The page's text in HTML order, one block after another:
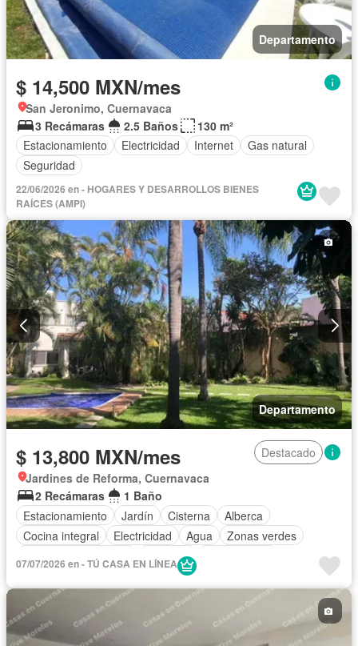
Departamento
$ 14,500 MXN/mes
San Jeronimo, Cuernavaca
3 Recámaras
2.5 Baños
130 m²
Estacionamiento
Electricidad Internet
Gas natural
Seguridad
22/06/2026 en - HOGARES Y DESARROLLOS BIENES
RAÍCES (AMPI)
Departamento
$ 13,800 MXN/mes
Destacado
Jardines de Reforma, Cuernavaca
2 Recámaras
1 Baño
Estacionamiento
Jardín Cisterna
Alberca
Cocina integral
Electricidad Agua
Zonas verdes
Recámara con closet
Conserje
07/07/2026 en - TÚ CASA EN LÍNEA